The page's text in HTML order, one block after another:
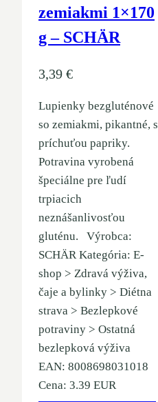
zemiakmi 1×170
g – SCHÄR
3,39 €
Lupienky bezgluténové
so zemiakmi, pikantné, s
príchuťou papriky.
Potravina vyrobená
špeciálne pre ľudí
trpiacich
neznášanlivosťou
gluténu. Výrobca:
SCHÄR Kategória: E-
shop > Zdravá výživa,
čaje a bylinky > Diétna
strava > Bezlepkové
potraviny > Ostatná
bezlepková výživa
EAN: 8008698031018
Cena: 3.39 EUR